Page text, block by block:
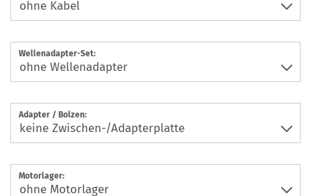
Wellenadapter-Set:
Adapter / Bolzen:
Motorlager: